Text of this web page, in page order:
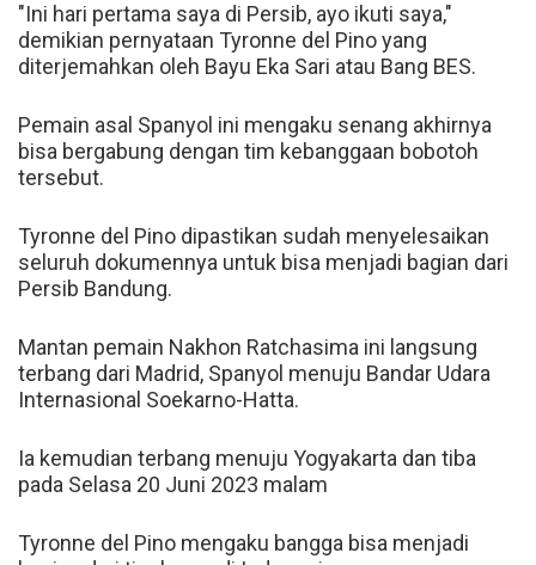
"Ini hari pertama saya di Persib, ayo ikuti saya,"
demikian pernyataan Tyronne del Pino yang
diterjemahkan oleh Bayu Eka Sari atau Bang BES.
Pemain asal Spanyol ini mengaku senang akhirnya
bisa bergabung dengan tim kebanggaan bobotoh
tersebut.
Tyronne del Pino dipastikan sudah menyelesaikan
seluruh dokumennya untuk bisa menjadi bagian dari
Persib Bandung.
Mantan pemain Nakhon Ratchasima ini langsung
terbang dari Madrid, Spanyol menuju Bandar Udara
Internasional Soekarno-Hatta.
Ia kemudian terbang menuju Yogyakarta dan tiba
pada Selasa 20 Juni 2023 malam
Tyronne del Pino mengaku bangga bisa menjadi